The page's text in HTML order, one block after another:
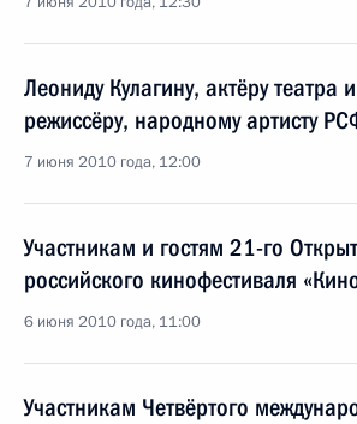
Леониду Кулагину, актёру театра
режиссёру, народному артисту
7 июня 2010 года, 12:00
Участникам и гостям 21-го
российского кинофестиваля
6 июня 2010 года, 11:00
Участникам Четвёртого